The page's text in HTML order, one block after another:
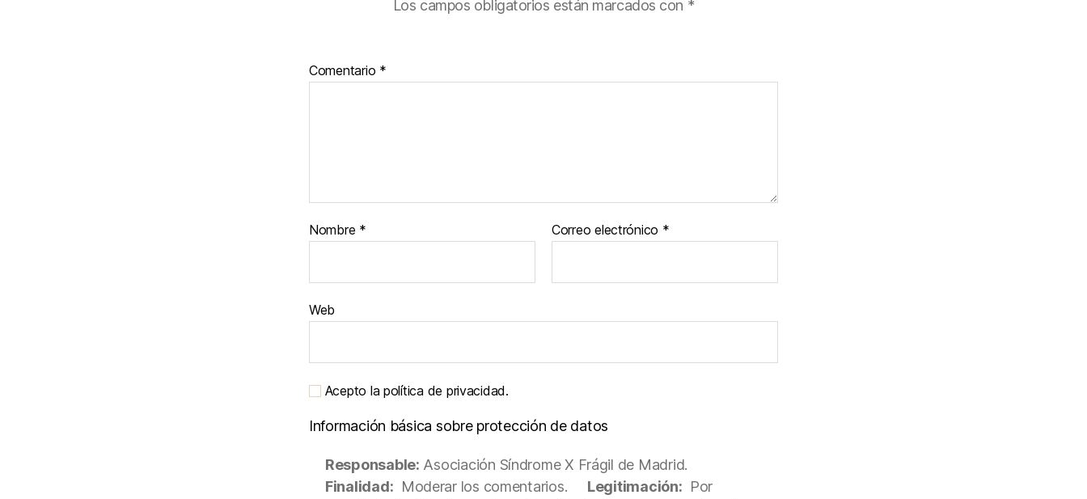
Los campos obligatorios están marcados con *
Comentario *
Nombre * Correo electrónico *
Web
Acepto la política de privacidad.
Información básica sobre protección de datos
Responsable: Asociación Síndrome X Frágil de Madrid.
Finalidad: Moderar los comentarios. Legitimación: Por